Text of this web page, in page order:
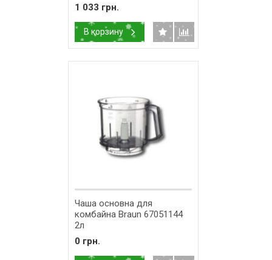
1 033 грн.
В корзину
Чаша основна для
комбайна Braun 67051144
2л
0 грн.